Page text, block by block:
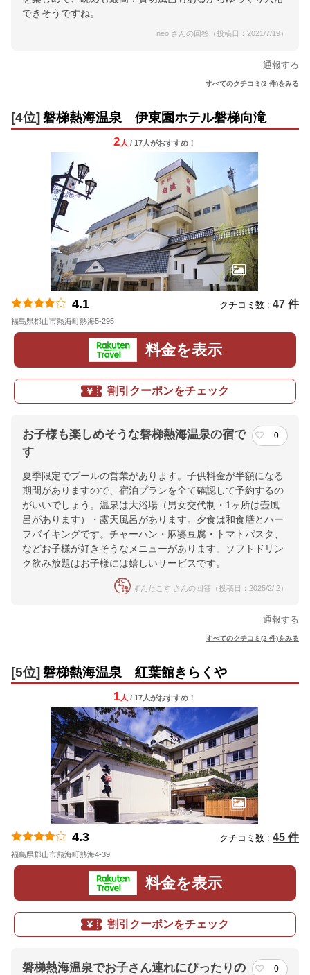
できそうですね。
neo さんの回答（投稿日：2021/7/19）
通報する
すべてのクチコミ(2 件)をみる
[4位] 磐梯熱海温泉 伊東園ホテル磐梯向滝
2 人 / 17人がおすすめ！
4.1 クチコミ数 : 47 件
福島県郡山市熱海町熱海5-295
料金を表示
割引クーポンをチェック
お子様も楽しめそうな磐梯熱海温泉の宿で
す
0
夏季限定でプールの営業があります。子供料金が半額になる
期間がありますので、宿泊プランを全て確認して予約するの
がいいでしょう。温泉は大浴場（男女交代制・1ヶ所は壺風
呂があります）・露天風呂があります。夕食は和食膳とハー
フバイキングです。チャーハン・麻婆豆腐・トマトパスタ、
などお子様が好きそうなメニューがあります。ソフトドリン
ク飲み放題はお子様には嬉しいサービスです。
ずんたこす さんの回答（投稿日：2025/2/ 2）
通報する
すべてのクチコミ(2 件)をみる
[5位] 磐梯熱海温泉 紅葉館きらくや
1 人 / 17人がおすすめ！
4.3 クチコミ数 : 45 件
福島県郡山市熱海町熱海4-39
料金を表示
割引クーポンをチェック
磐梯熱海温泉でお子さん連れにぴったりの
0